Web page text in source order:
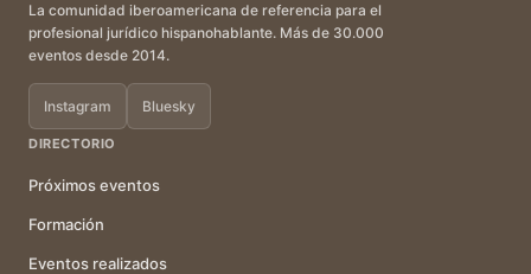
La comunidad iberoamericana de referencia para el
profesional jurídico hispanohablante. Más de 30.000
eventos desde 2014.
Instagram Bluesky
DIRECTORIO
Próximos eventos
Formación
Eventos realizados